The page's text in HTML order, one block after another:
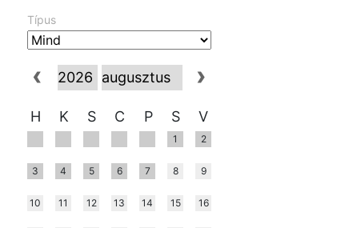
Típus
H K S C P S V
1 2
3 4 5 6 7 8 9
10 11 12 13 14 15 16